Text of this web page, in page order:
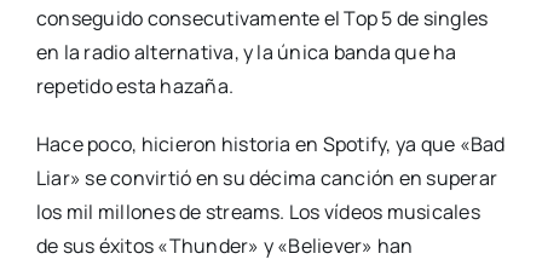
conseguido consecutivamente el Top 5 de singles
en la radio alternativa, y la única banda que ha
repetido esta hazaña.
Hace poco, hicieron historia en Spotify, ya que «Bad
Liar» se convirtió en su décima canción en superar
los mil millones de streams. Los vídeos musicales
de sus éxitos «Thunder» y «Believer» han